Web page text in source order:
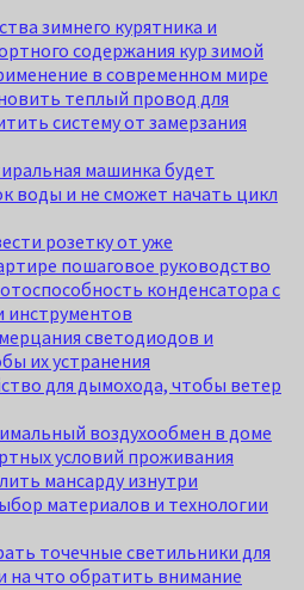
зимнего курятника и
содержания кур зимой
в современном мире
теплый провод для
систему от замерзания
машинка будет
воды и не сможет начать цикл
розетку от уже
пошаговое руководство
конденсатора с
светодиодов и
их устранения
для дымохода, чтобы ветер
воздухообмен в доме
условий проживания
мансарду изнутри
материалов и технологии
точечные светильники для
на что обратить внимание